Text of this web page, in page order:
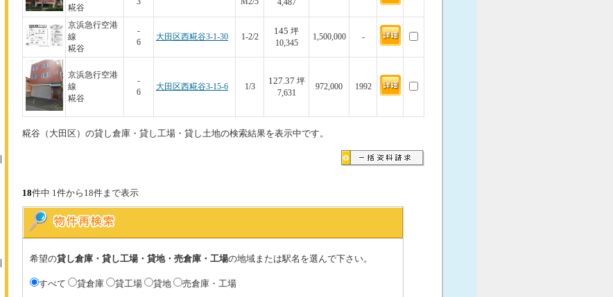
糀谷
4,487
京浜急行空港
線
糀谷
-
6
大田区西糀谷3-1-30 1-2/2
145 坪
10,345
1,500,000 -
京浜急行空港
線
糀谷
-
6
大田区西糀谷3-15-6 1/3
127.37 坪
7,631
972,000 1992
糀谷（大田区）の貸し倉庫・貸し工場・貸し土地の検索結果を表示中です。
18件中 1件から18件まで表示
希望の貸し倉庫・貸し工場・貸地・売倉庫・工場の地域または駅名を選んで下さい。
すべて 貸倉庫 貸工場 貸地 売倉庫・工場